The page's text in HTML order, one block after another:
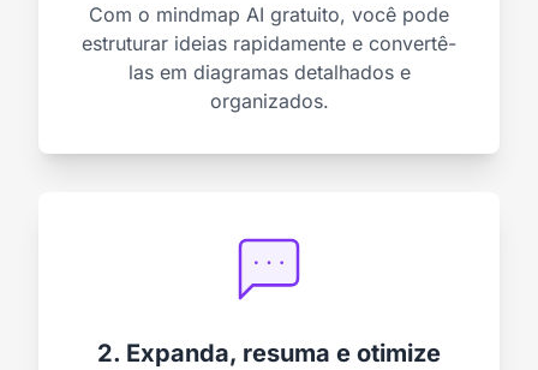
Com o mindmap AI gratuito, você pode
estruturar ideias rapidamente e convertê-
las em diagramas detalhados e
organizados.
2. Expanda, resuma e otimize